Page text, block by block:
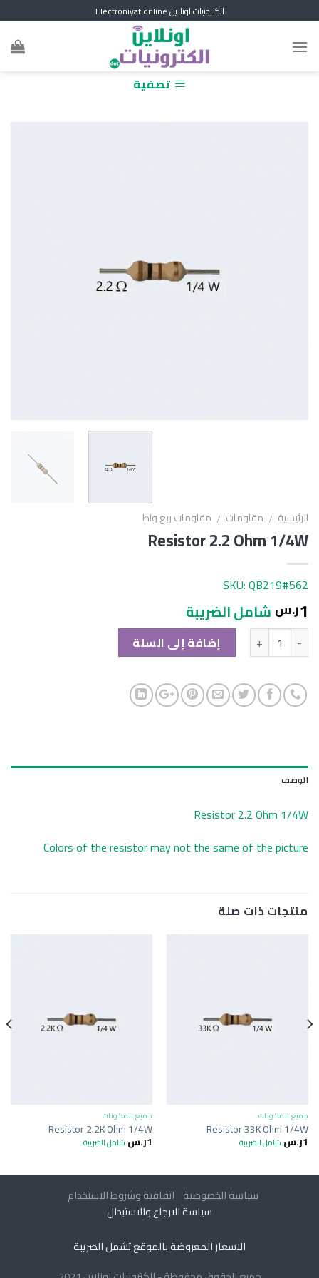
to
content
الكترونيات اونلاين Electroniyat online
تصفية
الرئيسية / مقاومات / مقاومات ربع واط
Resistor 2.2 Ohm 1/4W
SKU: QB219#562
1ر.س شامل الضريبة
الكمية إضافة إلى السلة
الوصف
Resistor 2.2 Ohm 1/4W
Colors of the resistor may not the same of the picture
منتجات ذات صلة
جميع المكونات
Resistor 33K Ohm 1/4W
1ر.س شامل الضريبة
جميع المكونات
Resistor 2.2K Ohm 1/4W
1ر.س شامل الضريبة
سياسة الخصوصية اتفاقية وشروط الاستخدام
سياسة الارجاع والاستبدال
الاسعار المعروضة بالموقع تشمل الضريبة